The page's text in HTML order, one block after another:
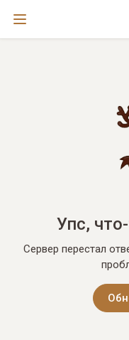
Упс,
Сервер перестал